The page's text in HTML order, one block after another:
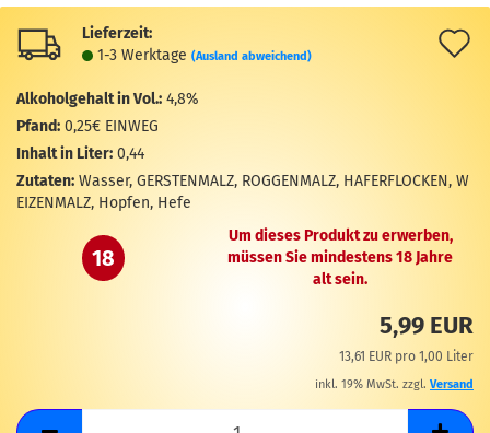
Lieferzeit:
1-3 Werktage (Ausland abweichend)
Alkoholgehalt in Vol.: 4,8%
Pfand: 0,25€ EINWEG
Inhalt in Liter: 0,44
Zutaten: Wasser, GERSTENMALZ, ROGGENMALZ, HAFERFLOCKEN, W
EIZENMALZ, Hopfen, Hefe
18
Um dieses Produkt zu erwerben,
müssen Sie mindestens 18 Jahre
alt sein.
5,99 EUR
13,61 EUR pro 1,00 Liter
inkl. 19% MwSt. zzgl. Versand